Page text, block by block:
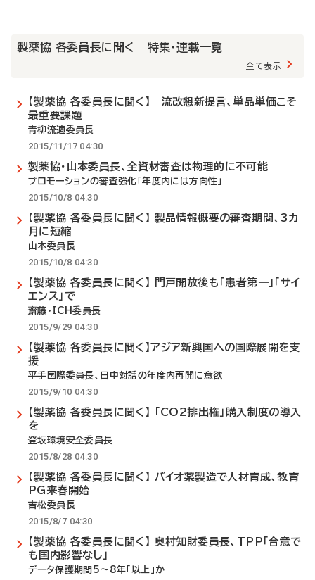
製薬協 各委員長に聞く | 特集・連載一覧
全て表示
【製薬協 各委員長に聞く】 流改懇新提言、単品単価こそ
最重要課題
青柳流適委員長
2015/11/17 04:30
製薬協・山本委員長、全資材審査は物理的に不可能
プロモーションの審査強化「年度内には方向性」
2015/10/8 04:30
【製薬協 各委員長に聞く】 製品情報概要の審査期間、3カ
月に短縮
山本委員長
2015/10/8 04:30
【製薬協 各委員長に聞く】 門戸開放後も「患者第一」「サイ
エンス」で
齋藤・ICH委員長
2015/9/29 04:30
【製薬協 各委員長に聞く】アジア新興国への国際展開を支
援
平手国際委員長、日中対話の年度内再開に意欲
2015/9/10 04:30
【製薬協 各委員長に聞く】 「CO2排出権」購入制度の導入
を
登坂環境安全委員長
2015/8/28 04:30
【製薬協 各委員長に聞く】 バイオ薬製造で人材育成、教育
PG来春開始
吉松委員長
2015/8/7 04:30
【製薬協 各委員長に聞く】 奥村知財委員長、TPP「合意で
も国内影響なし」
データ保護期間5～8年「以上」か